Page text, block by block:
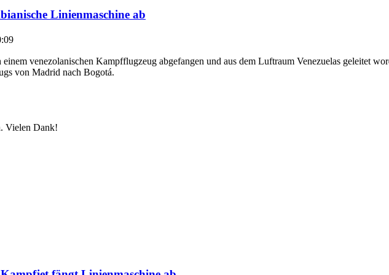
Linienmaschine ab
venezolanischen Kampfflugzeug abgefangen und aus dem Luftraum Venezuelas geleitet
von Madrid nach Bogotá.
Vielen Dank!